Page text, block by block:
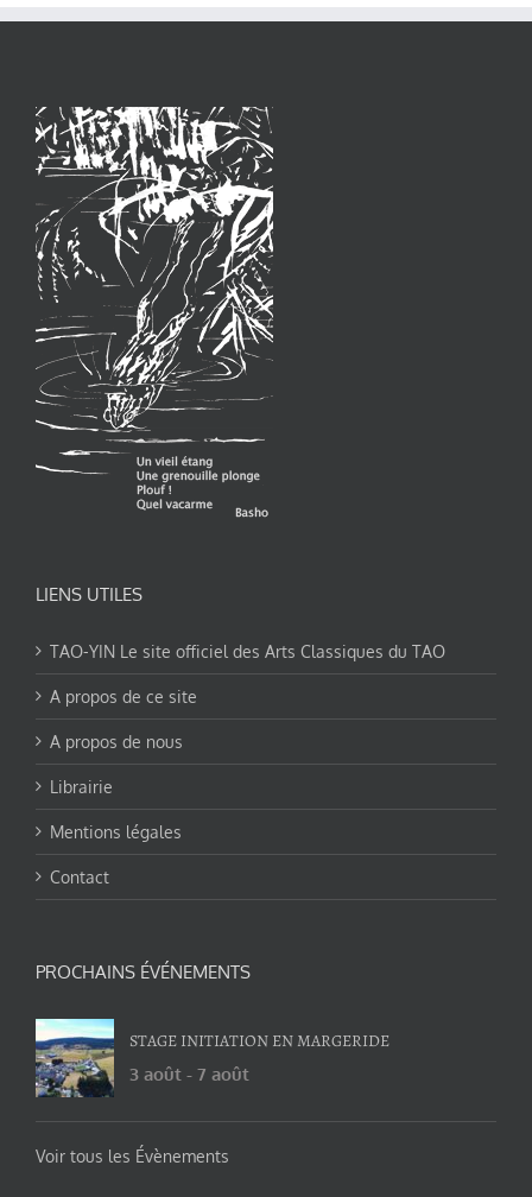
LIENS UTILES
TAO-YIN Le site officiel des Arts Classiques du TAO
A propos de ce site
A propos de nous
Librairie
Mentions légales
Contact
PROCHAINS ÉVÉNEMENTS
STAGE INITIATION EN MARGERIDE
3 août - 7 août
Voir tous les Évènements